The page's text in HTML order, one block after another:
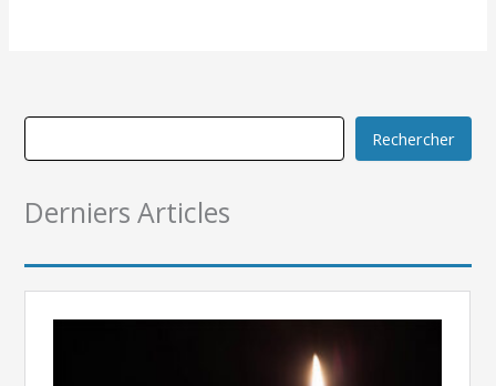
Rechercher
Derniers Articles